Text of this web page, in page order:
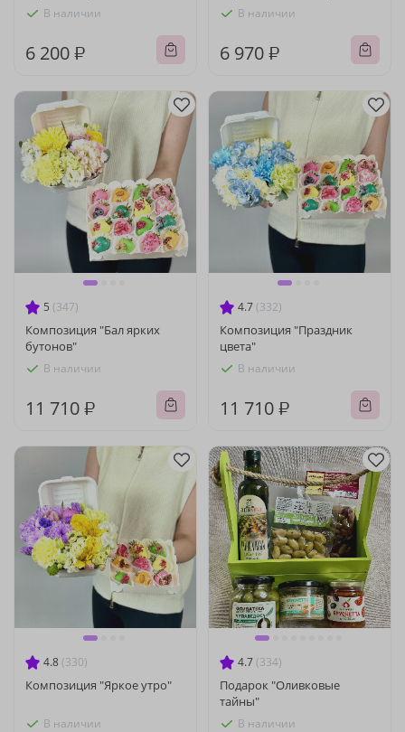
В наличии
6 200 ₽
В наличии
6 970 ₽
5 (347)
Композиция "Бал ярких
бутонов"
В наличии
11 710 ₽
4.7 (332)
Композиция "Праздник
цвета"
В наличии
11 710 ₽
4.8 (330)
Композиция "Яркое утро"
В наличии
4.7 (334)
Подарок "Оливковые
тайны"
В наличии